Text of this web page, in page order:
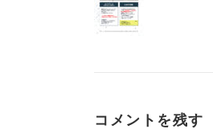
コメントを残す